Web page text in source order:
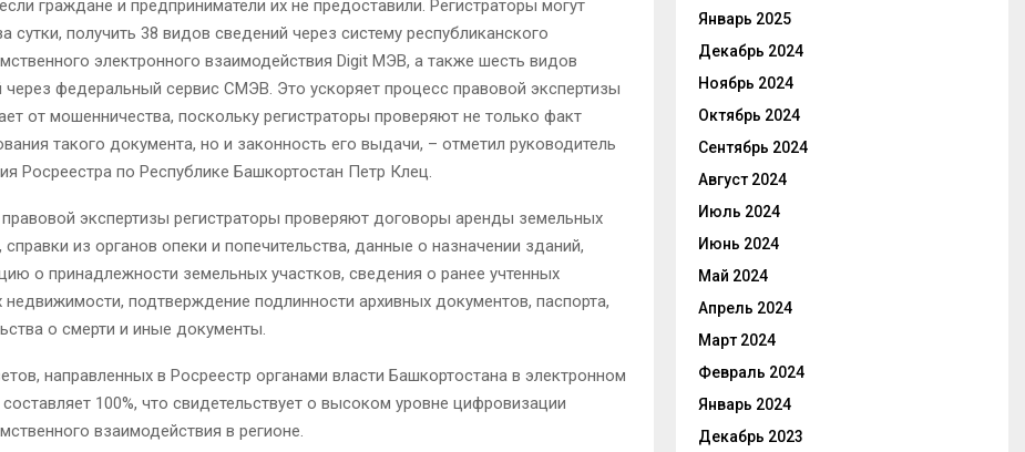
граждане и предприниматели их не предоставили. Регистраторы могут
сутки, получить 38 видов сведений через систему республиканского
электронного взаимодействия Digit МЭВ, а также шесть видов
через федеральный сервис СМЭВ. Это ускоряет процесс правовой экспертизы
от мошенничества, поскольку регистраторы проверяют не только факт
такого документа, но и законность его выдачи, – отметил руководитель
Росреестра по Республике Башкортостан Петр Клец.
экспертизы регистраторы проверяют договоры аренды земельных
справки из органов опеки и попечительства, данные о назначении зданий,
о принадлежности земельных участков, сведения о ранее учтенных
недвижимости, подтверждение подлинности архивных документов, паспорта,
о смерти и иные документы.
направленных в Росреестр органами власти Башкортостана в электронном
100%, что свидетельствует о высоком уровне цифровизации
взаимодействия в регионе.
Январь 2025
Декабрь 2024
Ноябрь 2024
Октябрь 2024
Сентябрь 2024
Август 2024
Июль 2024
Июнь 2024
Май 2024
Апрель 2024
Март 2024
Февраль 2024
Январь 2024
Декабрь 2023